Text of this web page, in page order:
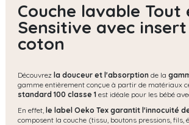
Couche lavable Tout
Sensitive avec
coton
Découvrez la douceur et l'absorption de la
gamme entièrement conçue à partir de matériaux
standard 100 classe 1 est idéale pour les bébé
En effet, le label Oeko Tex garantit l'innocuité
composent la couche (tissu, boutons pressions, fils,